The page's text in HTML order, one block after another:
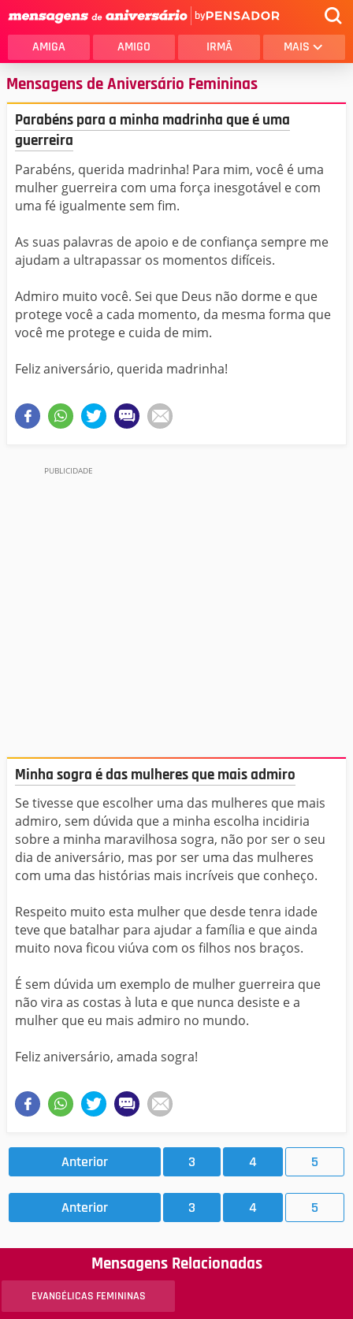
by
AMIGA AMIGO IRMÃ MAIS
Mensagens de Aniversário Femininas
Parabéns para a minha madrinha que é uma
guerreira
Parabéns, querida madrinha! Para mim, você é uma
mulher guerreira com uma força inesgotável e com
uma fé igualmente sem fim.
As suas palavras de apoio e de confiança sempre me
ajudam a ultrapassar os momentos difíceis.
Admiro muito você. Sei que Deus não dorme e que
protege você a cada momento, da mesma forma que
você me protege e cuida de mim.
Feliz aniversário, querida madrinha!
Minha sogra é das mulheres que mais admiro
Se tivesse que escolher uma das mulheres que mais
admiro, sem dúvida que a minha escolha incidiria
sobre a minha maravilhosa sogra, não por ser o seu
dia de aniversário, mas por ser uma das mulheres
com uma das histórias mais incríveis que conheço.
Respeito muito esta mulher que desde tenra idade
teve que batalhar para ajudar a família e que ainda
muito nova ficou viúva com os filhos nos braços.
É sem dúvida um exemplo de mulher guerreira que
não vira as costas à luta e que nunca desiste e a
mulher que eu mais admiro no mundo.
Feliz aniversário, amada sogra!
Anterior 3 4 5
Anterior 3 4 5
Mensagens Relacionadas
EVANGÉLICAS FEMININAS